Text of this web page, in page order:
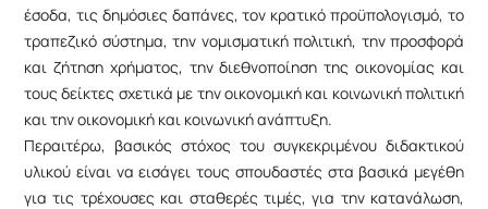
έσοδα, τις δημόσιες δαπάνες, τον κρατικό προϋπολογισμό, το
τραπεζικό σύστημα, την νομισματική πολιτική, την προσφορά
και ζήτηση χρήματος, την διεθνοποίηση της οικονομίας και
τους δείκτες σχετικά με την οικονομική και κοινωνική πολιτική
και την οικονομική και κοινωνική ανάπτυξη.
Περαιτέρω, βασικός στόχος του συγκεκριμένου διδακτικού
υλικού είναι να εισάγει τους σπουδαστές στα βασικά μεγέθη
για τις τρέχουσες και σταθερές τιμές, για την κατανάλωση,